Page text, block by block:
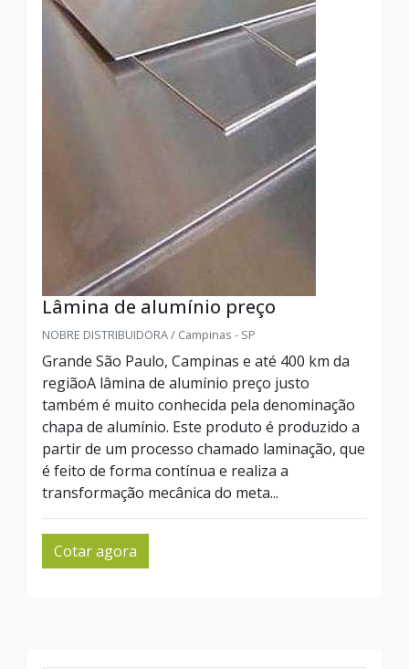
Lâmina de alumínio preço
NOBRE DISTRIBUIDORA / Campinas - SP
Grande São Paulo, Campinas e até 400 km da
regiãoA lâmina de alumínio preço justo
também é muito conhecida pela denominação
chapa de alumínio. Este produto é produzido a
partir de um processo chamado laminação, que
é feito de forma contínua e realiza a
transformação mecânica do meta...
Cotar agora